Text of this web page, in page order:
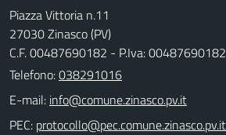
Piazza Vittoria n.11
27030 Zinasco (PV)
C.F. 00487690182 - P.Iva: 00487690182
Telefono:038291016
E-mail:
PEC: